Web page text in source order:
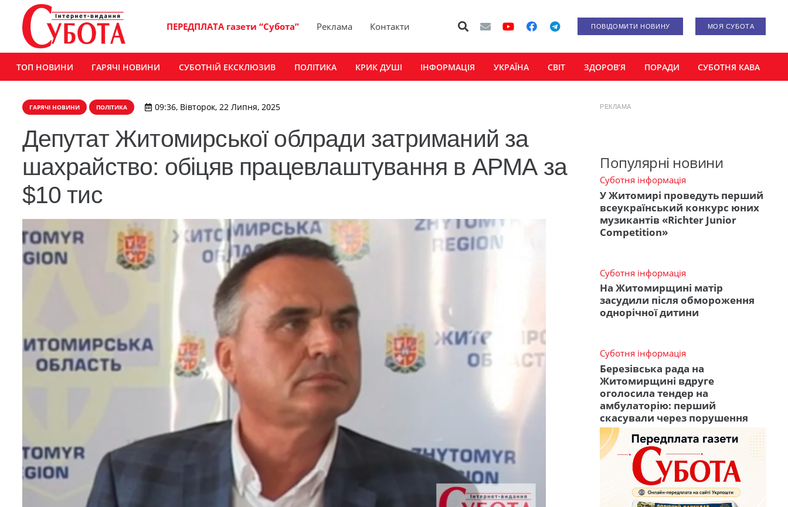
ПЕРЕДПЛАТА газети “Субота” Реклама Контакти ПОВІДОМИТИ НОВИНУ МОЯ СУБОТА
ТОП НОВИНИ ГАРЯЧІ НОВИНИ СУБОТНІЙ ЕКСКЛЮЗИВ ПОЛІТИКА КРИК ДУШІ ІНФОРМАЦІЯ УКРАЇНА СВІТ ЗДОРОВ’Я ПОРАДИ СУБОТНЯ КАВА
ГАРЯЧІ НОВИНИ ПОЛІТИКА 09:36, Вівторок, 22 Липня, 2025
Депутат Житомирської облради затриманий за
шахрайство: обіцяв працевлаштування в АРМА за
$10 тис
РЕКЛАМА
Популярні новини
Суботня інформація
У Житомирі проведуть перший
всеукраїнський конкурс юних
музикантів «Richter Junior
Competition»
Суботня інформація
На Житомирщині матір
засудили після обмороження
однорічної дитини
Суботня інформація
Березівська рада на
Житомирщині вдруге
оголосила тендер на
амбулаторію: перший
скасували через порушення